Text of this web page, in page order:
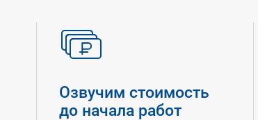
Озвучим стоимость
до начала работ